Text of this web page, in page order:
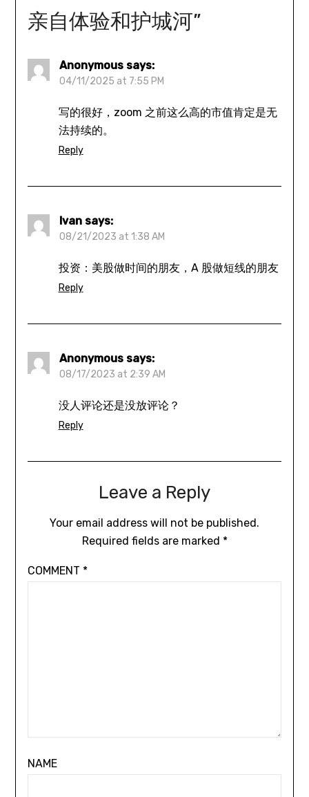
亲自体验和护城河”
Anonymous says:
04/11/2025 at 7:55 PM
写的很好，zoom 之前这么高的市值肯定是无
法持续的。
Reply
Ivan says:
08/21/2023 at 1:38 AM
投资：美股做时间的朋友，A 股做短线的朋友
Reply
Anonymous says:
08/17/2023 at 2:39 AM
没人评论还是没放评论？
Reply
Leave a Reply
Your email address will not be published.
Required fields are marked *
COMMENT *
NAME